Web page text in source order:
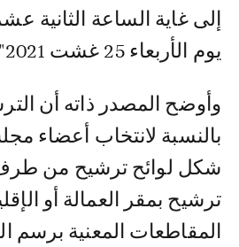
يوم الأربعاء 25 غشت 2021".
وأوضح المصدر ذاته أن
بالنسبة لانتخاب أعضاء
شكل لوائح ترشيح من
ترشيح بمقر العمالة أو
المقاطعات المعنية برسم